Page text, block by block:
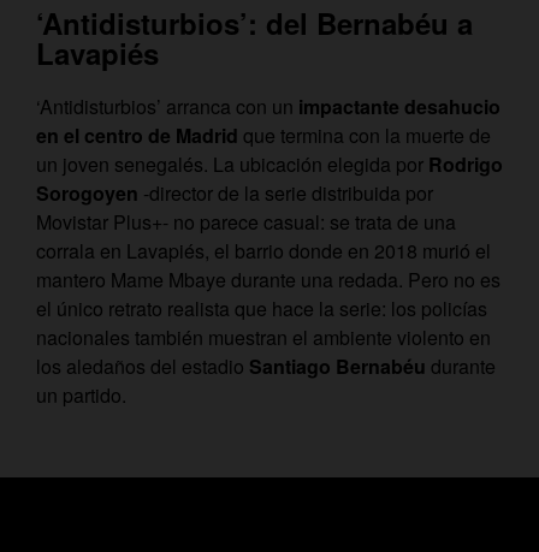
‘Antidisturbios’: del Bernabéu a
Lavapiés
‘Antidisturbios’ arranca con un impactante desahucio
en el centro de Madrid que termina con la muerte de
un joven senegalés. La ubicación elegida por Rodrigo
Sorogoyen -director de la serie distribuida por
Movistar Plus+- no parece casual: se trata de una
corrala en Lavapiés, el barrio donde en 2018 murió el
mantero Mame Mbaye durante una redada. Pero no es
el único retrato realista que hace la serie: los policías
nacionales también muestran el ambiente violento en
los aledaños del estadio Santiago Bernabéu durante
un partido.